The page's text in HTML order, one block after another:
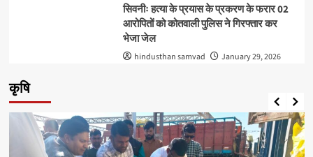
सिवनीः हत्या के प्रयास के प्रकरण के फरार 02
आरोपितों को कोतवाली पुलिस ने गिरफ्तार कर
भेजा जेल
hindusthan samvad January 29, 2026
कृषि